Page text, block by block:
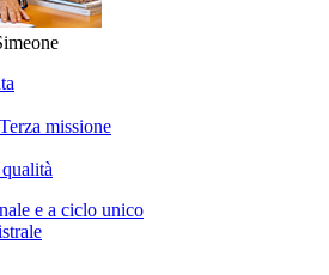
missione
e a ciclo unico